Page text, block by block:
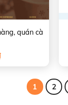
quán cà
1 2